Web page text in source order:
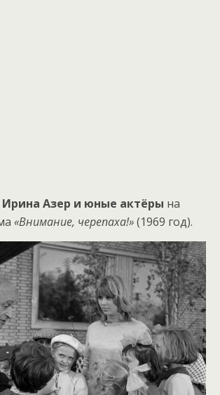
Азер и юные актёры на
«Внимание, черепаха!»(1969 год).